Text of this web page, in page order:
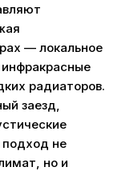
— локальное
радиаторов.
заезд,
подход не
но и